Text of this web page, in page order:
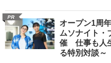
PR
オープン1周
ムソナイト・
催 仕事も人
る特別対談～